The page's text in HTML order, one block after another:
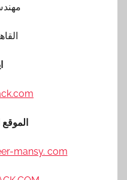
الموقع
mansy. com